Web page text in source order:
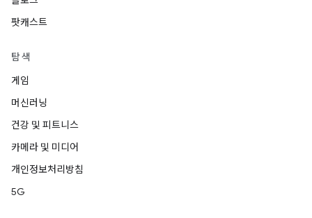
팟캐스트
탐색
게임
머신러닝
건강 및 피트니스
카메라 및 미디어
개인정보처리방침
5G